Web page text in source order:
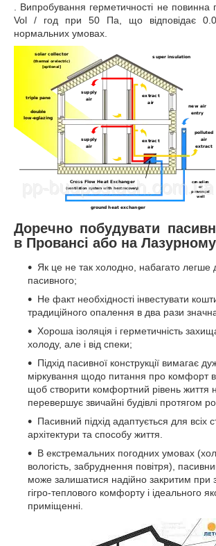
. Випробування герметичності не
Vol / год при 50 Па, що відповідає
нормальних умовах.
Доречно побудувати
в Провансі або на Лазурному
Як це не так холодно, набагато легше
пасивного;
Не факт необхідності інвестувати
традиційного опалення в два рази
Хороша ізоляція і герметичність
холоду, але і від спеки;
Підхід пасивної конструкції вимагає
міркування щодо питання про комфорт
щоб створити комфортний рівень життя
перевершує звичайні будівлі протягом
Пасивний підхід адаптується для всіх
архітектури та способу життя.
В екстремальних погодних умовах
вологість, забруднення повітря),
може залишатися надійно закритим при
гігро-теплового комфорту і ідеального
приміщенні.